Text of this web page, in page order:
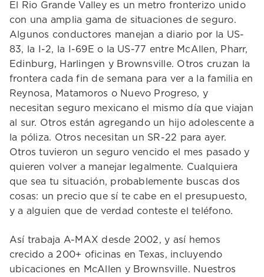
El Rio Grande Valley es un metro fronterizo unido
con una amplia gama de situaciones de seguro.
Algunos conductores manejan a diario por la US-
83, la I-2, la I-69E o la US-77 entre McAllen, Pharr,
Edinburg, Harlingen y Brownsville. Otros cruzan la
frontera cada fin de semana para ver a la familia en
Reynosa, Matamoros o Nuevo Progreso, y
necesitan seguro mexicano el mismo día que viajan
al sur. Otros están agregando un hijo adolescente a
la póliza. Otros necesitan un SR-22 para ayer.
Otros tuvieron un seguro vencido el mes pasado y
quieren volver a manejar legalmente. Cualquiera
que sea tu situación, probablemente buscas dos
cosas: un precio que sí te cabe en el presupuesto,
y a alguien que de verdad conteste el teléfono.
Así trabaja A-MAX desde 2002, y así hemos
crecido a 200+ oficinas en Texas, incluyendo
ubicaciones en McAllen y Brownsville. Nuestros